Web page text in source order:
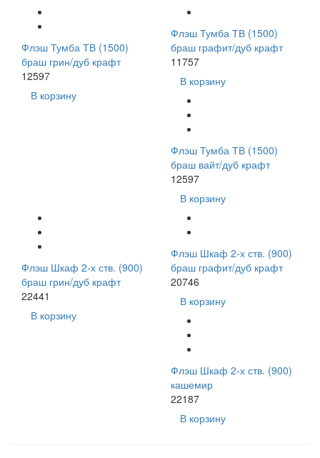
Флэш Тумба ТВ (1500)
браш грин/дуб крафт
12597
В корзину
Флэш Тумба ТВ (1500)
браш графит/дуб крафт
11757
В корзину
Флэш Тумба ТВ (1500)
браш вайт/дуб крафт
12597
В корзину
Флэш Шкаф 2-х ств. (900)
браш грин/дуб крафт
22441
В корзину
Флэш Шкаф 2-х ств. (900)
браш графит/дуб крафт
20746
В корзину
Флэш Шкаф 2-х ств. (900)
кашемир
22187
В корзину